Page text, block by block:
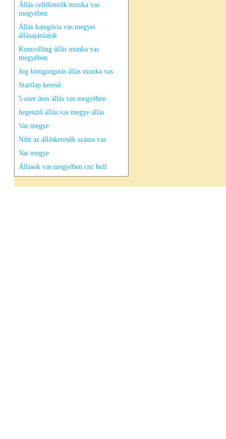
Állás celldömölk munka vas
megyében
Állás kategória vas megyei
állásajánlatok
Kontrolling állás munka vas
megyében
Jog közigazgatás állás munka vas
Startlap kereső
5 ezer üres állás vas megyében
hegesztő állás vas megye állás
Vas megye
Nőtt az álláskeresők száma vas
Vas megye
Állások vas megyében cnc bull